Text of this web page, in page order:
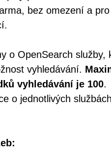
bez omezení a
o OpenSearch služby,
vyhledávání.
vyhledávání je 100.
o jednotlivých